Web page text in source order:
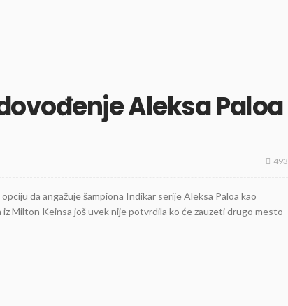
Aleksa Paloa
493
da angažuje šampiona Indikar serije Aleksa Paloa kao
Milton Keinsa još uvek nije potvrdila ko će zauzeti drugo mesto